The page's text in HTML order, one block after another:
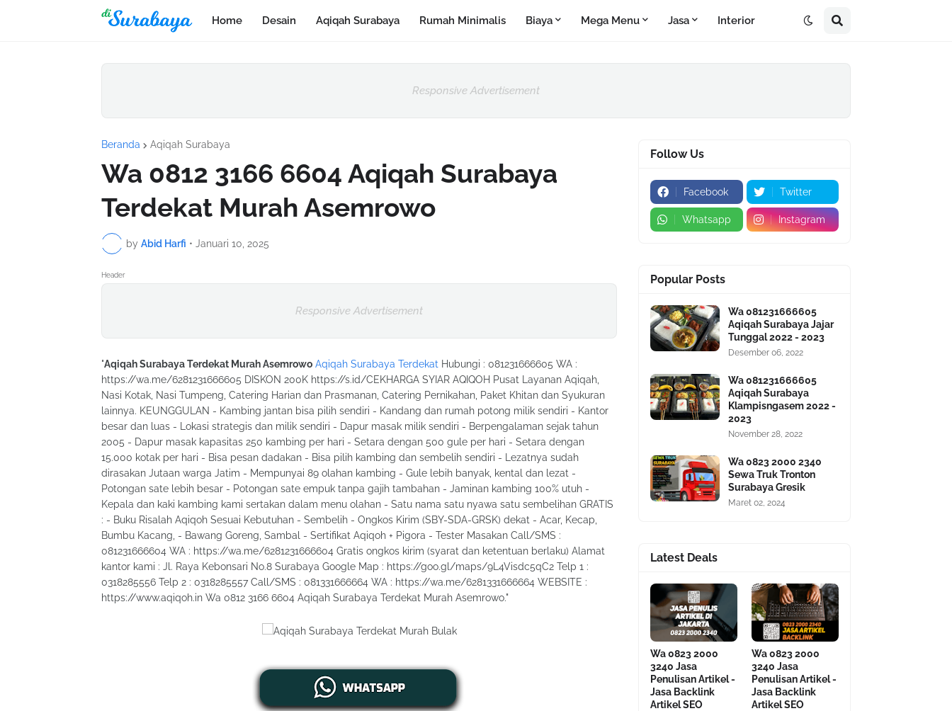
Home Desain Aqiqah Surabaya Rumah Minimalis Biaya Mega Menu Jasa Interior
Responsive Advertisement
Beranda Aqiqah Surabaya
Wa 0812 3166 6604 Aqiqah Surabaya
Terdekat Murah Asemrowo
by Abid Harfi • Januari 10, 2025
Header
Responsive Advertisement
"Aqiqah Surabaya Terdekat Murah Asemrowo Aqiqah Surabaya Terdekat Hubungi : 081231666605 WA :
https://wa.me/6281231666605 DISKON 200K https://s.id/CEKHARGA SYIAR AQIQOH Pusat Layanan Aqiqah,
Nasi Kotak, Nasi Tumpeng, Catering Harian dan Prasmanan, Catering Pernikahan, Paket Khitan dan Syukuran
lainnya. KEUNGGULAN - Kambing jantan bisa pilih sendiri - Kandang dan rumah potong milik sendiri - Kantor
besar dan luas - Lokasi strategis dan milik sendiri - Dapur masak milik sendiri - Berpengalaman sejak tahun
2005 - Dapur masak kapasitas 250 kambing per hari - Setara dengan 500 gule per hari - Setara dengan
15.000 kotak per hari - Bisa pesan dadakan - Bisa pilih kambing dan sembelih sendiri - Lezatnya sudah
dirasakan Jutaan warga Jatim - Mempunyai 89 olahan kambing - Gule lebih banyak, kental dan lezat -
Potongan sate lebih besar - Potongan sate empuk tanpa gajih tambahan - Jaminan kambing 100% utuh -
Kepala dan kaki kambing kami sertakan dalam menu olahan - Satu nama satu nyawa satu sembelihan GRATIS
: - Buku Risalah Aqiqoh Sesuai Kebutuhan - Sembelih - Ongkos Kirim (SBY-SDA-GRSK) dekat - Acar, Kecap,
Bumbu Kacang, - Bawang Goreng, Sambal - Sertifikat Aqiqoh + Pigora - Tester Masakan Call/SMS :
081231666604 WA : https://wa.me/6281231666604 Gratis ongkos kirim (syarat dan ketentuan berlaku) Alamat
kantor kami : Jl. Raya Kebonsari No.8 Surabaya Google Map : https://goo.gl/maps/9L4Visdc5qC2 Telp 1 :
0318285556 Telp 2 : 0318285557 Call/SMS : 081331666664 WA : https://wa.me/6281331666664 WEBSITE :
https://www.aqiqoh.in Wa 0812 3166 6604 Aqiqah Surabaya Terdekat Murah Asemrowo."
Follow Us
Facebook Twitter
Whatsapp Instagram
Popular Posts
Wa 081231666605
Aqiqah Surabaya Jajar
Tunggal 2022 - 2023
Desember 06, 2022
Wa 081231666605
Aqiqah Surabaya
Klampisngasem 2022 -
2023
November 28, 2022
Wa 0823 2000 2340
Sewa Truk Tronton
Surabaya Gresik
Maret 02, 2024
Latest Deals
Wa 0823 2000
3240 Jasa
Penulisan Artikel -
Jasa Backlink
Artikel SEO
Wa 0823 2000
3240 Jasa
Penulisan Artikel -
Jasa Backlink
Artikel SEO